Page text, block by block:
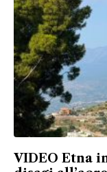
VIDEO Etna